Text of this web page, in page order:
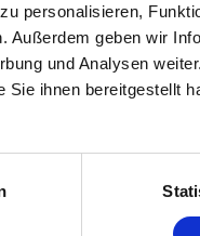
personalisieren,
geben wir
und Analysen
ihnen bereitgestellt